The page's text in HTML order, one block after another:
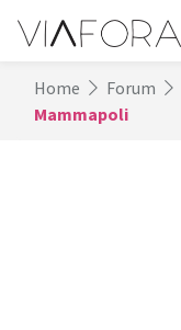
Home Forum
Mammapoli